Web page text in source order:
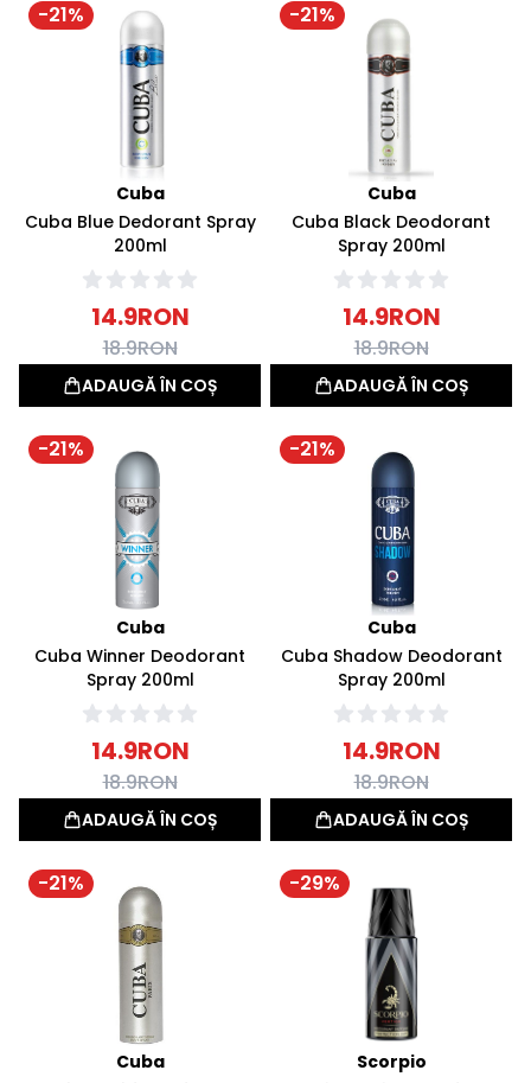
-21%
Cuba
Cuba Blue Dedorant Spray
200ml
14.9RON
18.9RON
ADAUGĂ ÎN COȘ
-21%
Cuba
Cuba Black Deodorant
Spray 200ml
14.9RON
18.9RON
ADAUGĂ ÎN COȘ
-21%
Cuba
Cuba Winner Deodorant
Spray 200ml
14.9RON
18.9RON
ADAUGĂ ÎN COȘ
-21%
Cuba
Cuba Shadow Deodorant
Spray 200ml
14.9RON
18.9RON
ADAUGĂ ÎN COȘ
-21%
Cuba
-29%
Scorpio